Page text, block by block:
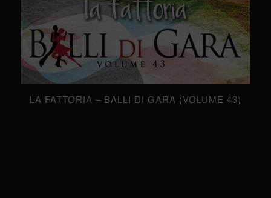
LA FATTORIA – BALLI DI GARA (VOLUME 43)